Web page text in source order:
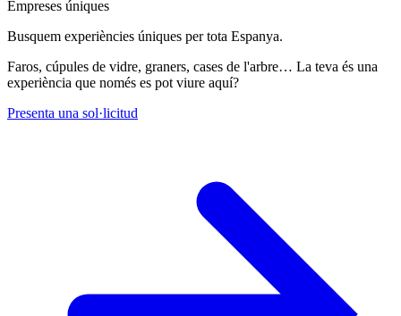
Empreses úniques
Busquem experiències úniques per tota Espanya.
Faros, cúpules de vidre, graners, cases de l'arbre… La teva és una
experiència que només es pot viure aquí?
Presenta una sol·licitud